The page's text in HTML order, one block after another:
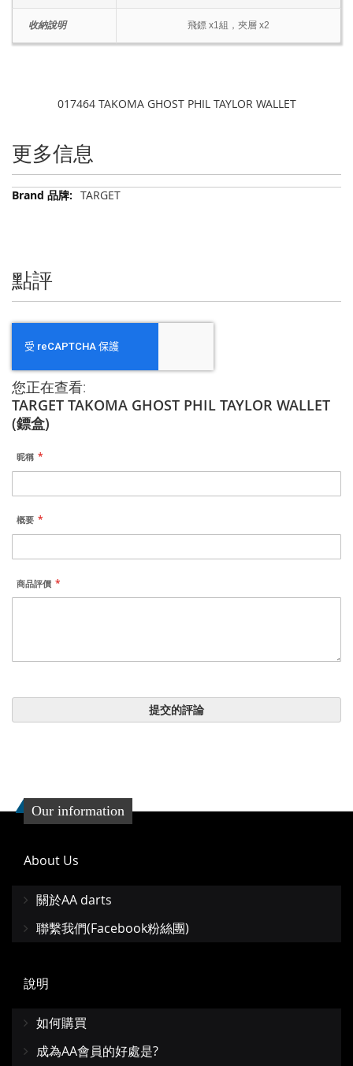
收納說明 飛鏢 x1組，夾層 x2
017464 TAKOMA GHOST PHIL TAYLOR WALLET
更多信息
更
TARGET
點評
您正在查看:
TARGET TAKOMA GHOST PHIL TAYLOR WALLET
(鏢盒)
昵稱
概要
商品評價
提交的評論
Our information
About Us
關於AA darts
聯繫我們(Facebook粉絲團)
說明
如何購買
成為AA會員的好處是?